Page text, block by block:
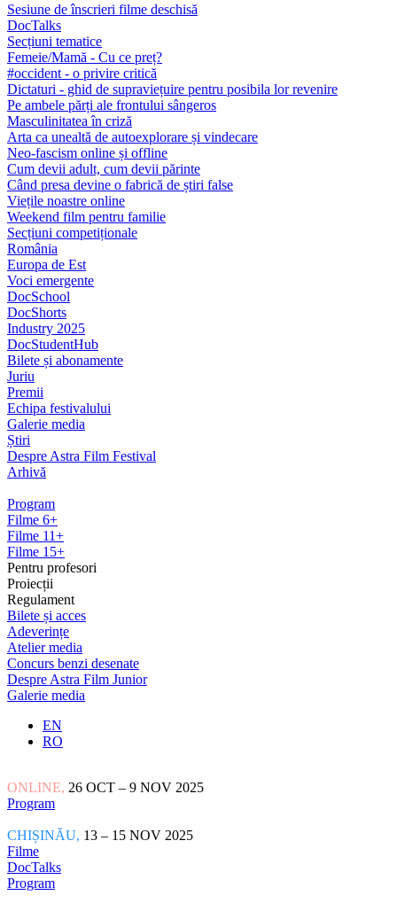
Sesiune de înscrieri filme deschisă
DocTalks
Secțiuni tematice
Femeie/Mamă - Cu ce preț?
#occident - o privire critică
Dictaturi - ghid de supraviețuire pentru posibila lor revenire
Pe ambele părți ale frontului sângeros
Masculinitatea în criză
Arta ca unealtă de autoexplorare și vindecare
Neo-fascism online și offline
Cum devii adult, cum devii părinte
Când presa devine o fabrică de știri false
Viețile noastre online
Weekend film pentru familie
Secțiuni competiționale
România
Europa de Est
Voci emergente
DocSchool
DocShorts
Industry 2025
DocStudentHub
Bilete și abonamente
Juriu
Premii
Echipa festivalului
Galerie media
Știri
Despre Astra Film Festival
Arhivă
Program
Filme 6+
Filme 11+
Filme 15+
Pentru profesori
Proiecții
Regulament
Bilete și acces
Adeverințe
Atelier media
Concurs benzi desenate
Despre Astra Film Junior
Galerie media
EN
RO
ONLINE, 26 OCT – 9 NOV 2025
Program
CHIȘINĂU, 13 – 15 NOV 2025
Filme
DocTalks
Program